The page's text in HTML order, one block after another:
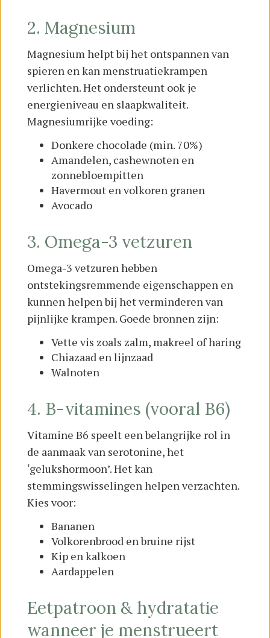
2. Magnesium
Magnesium helpt bij het ontspannen van
spieren en kan menstruatiekrampen
verlichten. Het ondersteunt ook je
energieniveau en slaapkwaliteit.
Magnesiumrijke voeding:
Donkere chocolade (min. 70%)
Amandelen, cashewnoten en
zonnebloempitten
Havermout en volkoren granen
Avocado
3. Omega-3 vetzuren
Omega-3 vetzuren hebben
ontstekingsremmende eigenschappen en
kunnen helpen bij het verminderen van
pijnlijke krampen. Goede bronnen zijn:
Vette vis zoals zalm, makreel of haring
Chiazaad en lijnzaad
Walnoten
4. B-vitamines (vooral B6)
Vitamine B6 speelt een belangrijke rol in
de aanmaak van serotonine, het
‘gelukshormoon’. Het kan
stemmingswisselingen helpen verzachten.
Kies voor:
Bananen
Volkorenbrood en bruine rijst
Kip en kalkoen
Aardappelen
Eetpatroon & hydratatie
wanneer je menstrueert